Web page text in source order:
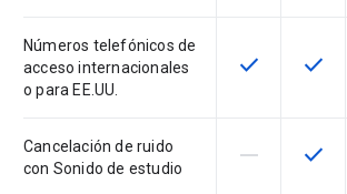
Números telefónicos de
acceso internacionales
o para EE.UU.
Esta función
check Esta
check
Cancelación de ruido
con Sonido de estudio
Esta función
horizontal_rule Esta
check